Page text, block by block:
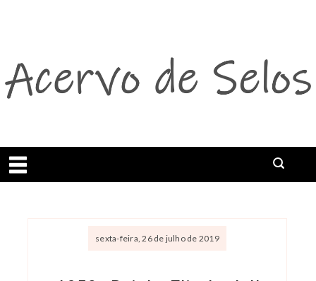
Abrir menu
sexta-feira, 26 de julho de 2019